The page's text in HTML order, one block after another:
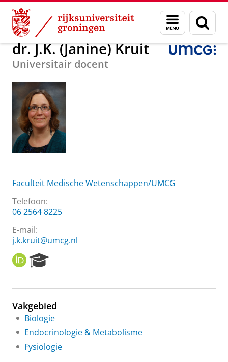
Skip
Content
Skip
Navigation
Menu
en
zoeken
Over ons dr. J.K. (Janine) Kruit
dr. J.K. (Janine) Kruit
Universitair docent
Faculteit Medische Wetenschappen/UMCG
Telefoon:
06 2564 8225
E-mail:
j.k.kruit@umcg.nl
O
R
I
e
r
c
h
o
Vakgebied
Biologie
Endocrinologie & Metabolisme
Fysiologie